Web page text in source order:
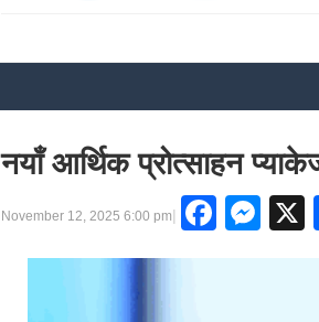
नयाँ आर्थिक प्रोत्साहन
November 12, 2025 6:00 pm|